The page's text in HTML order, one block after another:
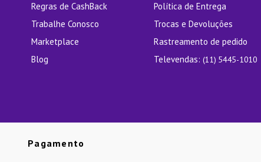
Regras de CashBack
Trabalhe Conosco
Marketplace
Blog
Política de Entrega
Trocas e Devoluções
Rastreamento de pedido
Televendas: (11) 5445-1010
Pagamento